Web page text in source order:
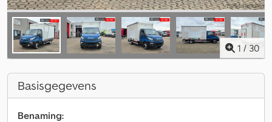
1 / 30
Basisgegevens
Benaming: